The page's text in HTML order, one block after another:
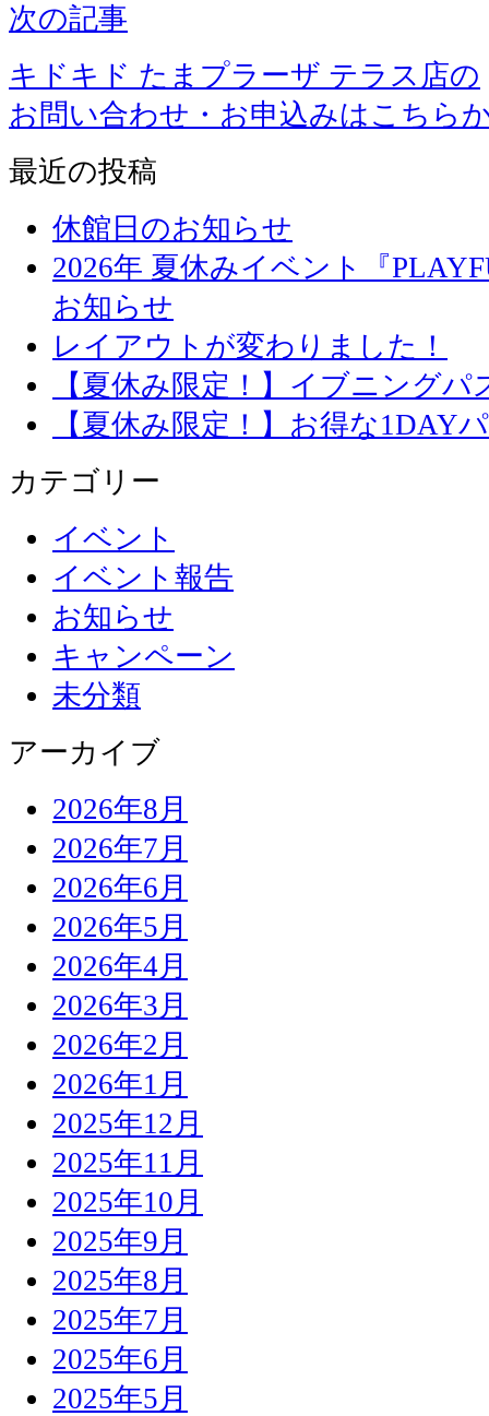
次の記事
キドキド たまプラーザ テラス店の
お問い合わせ・お申込みはこちら
最近の投稿
休館日のお知らせ
2026年 夏休みイベント『
お知らせ
レイアウトが変わりました！
【夏休み限定！】イブニング
【夏休み限定！】お得な1DAY
カテゴリー
イベント
イベント報告
お知らせ
キャンペーン
未分類
アーカイブ
2026年8月
2026年7月
2026年6月
2026年5月
2026年4月
2026年3月
2026年2月
2026年1月
2025年12月
2025年11月
2025年10月
2025年9月
2025年8月
2025年7月
2025年6月
2025年5月